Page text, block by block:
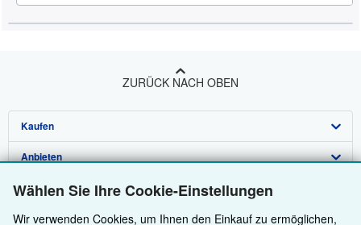
Wählen Sie Ihre Cookie-Einstellungen
Wir verwenden Cookies, um Ihnen den Einkauf zu ermöglichen,
ZURÜCK NACH OBEN
Kaufen
Detailsuche
Sammlungen
Nutzerkonto
Anbieten
Verkäufer werden
Partnerprogramm
Über uns
Über uns / Impressum
Hilfe